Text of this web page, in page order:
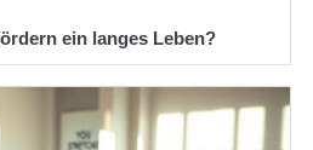
ein langes Leben?